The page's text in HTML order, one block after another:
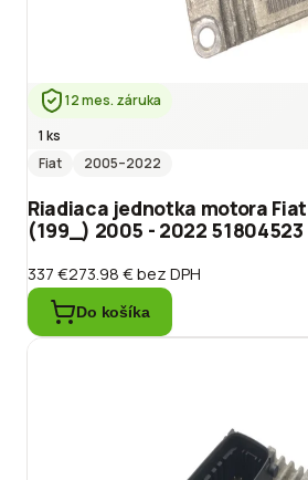
12 mes. záruka
1 ks
Fiat
2005–2022
Riadiaca jednotka motora
(199_) 2005 - 2022 51804523
337 €273.98 €bez DPH
Do košíka